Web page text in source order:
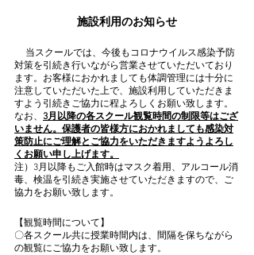
施設利用のお知らせ
当スクールでは、今後もコロナウイルス感染予防
対策を引続き行いながら営業させていただいており
ます。お客様におかれましても体調管理には十分に
注意していただいた上で、施設利用していただきま
すよう引続きご協力に程よろしくお願い致します。
なお、 3月以降の各スクール観覧時間の制限等はござ
いません。保護者の皆様方におかれましても感染対
策防止にご理解とご協力をいただきますようよろし
くお願い申し上げます。
注）3月以降もご入館時はマスク着用、アルコール消
毒、検温を引続き実施させていただきますので、ご
協力をお願い致します。
【観覧時間について】
〇各スクール共に授業時間内は、間隔を保ちながら
の観覧にご協力をお願い致します。